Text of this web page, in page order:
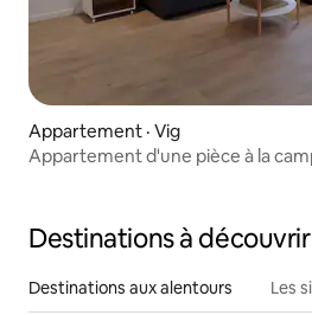
Appartement · Vig
Appartement d'une pièce à la
Destinations à découvrir
Destinations aux alentours Les